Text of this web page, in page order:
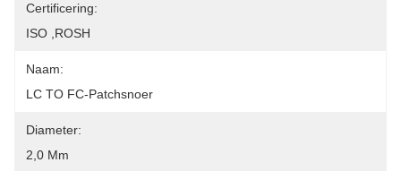
Certificering:
ISO ,ROSH
Naam:
LC TO FC-Patchsnoer
Diameter:
2,0 Mm